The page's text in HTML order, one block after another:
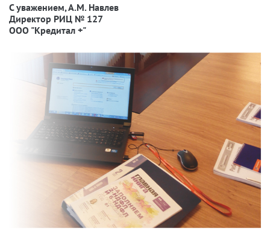
С уважением, А.М. Навлев
Директор РИЦ № 127
ООО "Кредитал +"